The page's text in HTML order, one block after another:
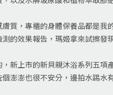
質，專櫃的身體保養品都是
的效果報告，瑪姬拿來試擦
新上市的新貝親沐浴系列五
澎澎也很不安分，邊拍水踢